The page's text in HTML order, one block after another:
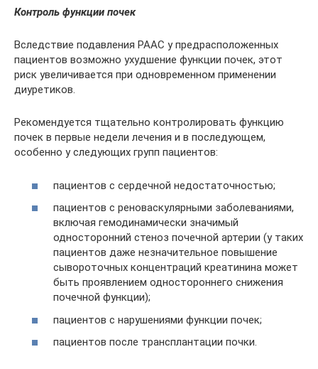
Контроль функции почек
Вследствие подавления РААС у предрасположенных
пациентов возможно ухудшение функции почек, этот
риск увеличивается при одновременном применении
диуретиков.
Рекомендуется тщательно контролировать функцию
почек в первые недели лечения и в последующем,
особенно у следующих групп пациентов:
пациентов с сердечной недостаточностью;
пациентов с реноваскулярными заболеваниями,
включая гемодинамически значимый
односторонний стеноз почечной артерии (у таких
пациентов даже незначительное повышение
сывороточных концентраций креатинина может
быть проявлением одностороннего снижения
почечной функции);
пациентов с нарушениями функции почек;
пациентов после трансплантации почки.